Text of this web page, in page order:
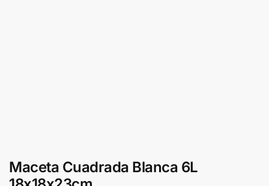
Maceta Cuadrada Blanca 6L